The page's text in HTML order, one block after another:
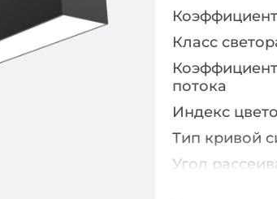
Класс
потока
Индекс
Тип кривой
Угол